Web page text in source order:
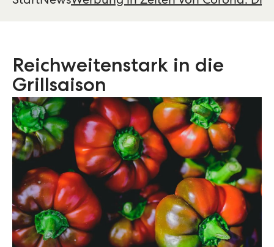
Reichweitenstark in die
Grillsaison